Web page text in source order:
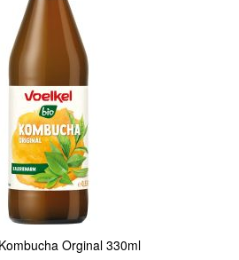
Orginal 330ml